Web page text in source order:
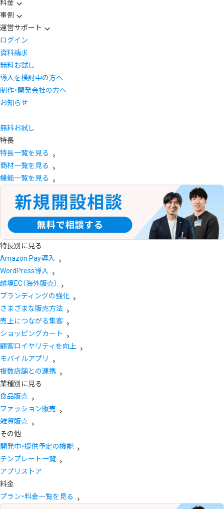
料金
事例
運営サポート
ログイン
資料請求
無料お試し
導入を検討中の方へ
制作・開発会社の方へ
お知らせ
無料お試し
特長
特長一覧を見る
商材一覧を見る
機能一覧を見る
特長別に見る
Amazon Pay導入
WordPress導入
越境EC（海外販売）
ブランディングの強化
さまざまな販売方法
売上につながる集客
ショッピングカート
顧客ロイヤリティを向上
モバイルアプリ
複数店舗との連携
業種別に見る
食品販売
ファッション販売
雑貨販売
その他
開発中・提供予定の機能
テンプレート一覧
アプリストア
料金
プラン・料金一覧を見る